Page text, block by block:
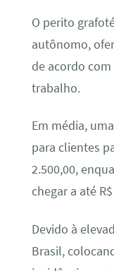
O perito
autônomo,
de acordo
trabalho.
Em média,
para clientes
2.500,00,
chegar a até
Devido à
Brasil,